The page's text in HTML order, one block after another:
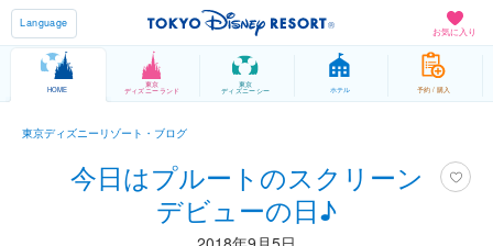
お気に入り
Language
HOME
東京
ディズニーランド
東京
ディズニーシー ホテル 予約 / 購入
東京ディズニーリゾート・ブログ
今日はプルートのスクリーン
デビューの日♪